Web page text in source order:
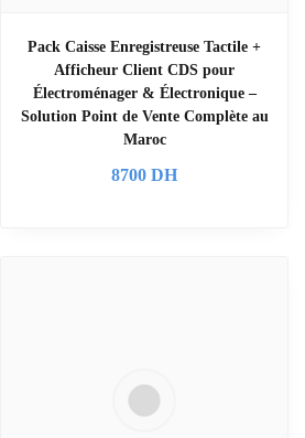
Pack Caisse Enregistreuse Tactile +
Afficheur Client CDS pour
Électroménager & Électronique –
Solution Point de Vente Complète au
Maroc
8700 DH